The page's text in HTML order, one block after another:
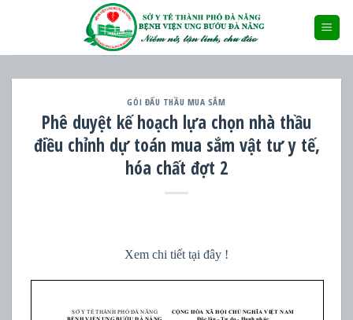
GÓI ĐẤU THẦU MUA SẮM
Phê duyệt kế hoạch lựa chọn nhà thầu
điều chỉnh dự toán mua sắm vật tư y tế,
hóa chất đợt 2
Xem chi tiết tại đây !